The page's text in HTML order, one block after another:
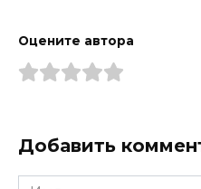
Оцените автора
Добавить
Имя